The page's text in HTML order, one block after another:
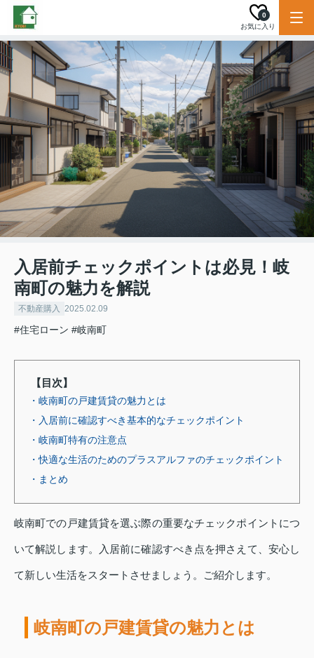
お気に入り
0
入居前チェックポイントは必見！岐
南町の魅力を解説
不動産購入 2025.02.09
#住宅ローン #岐南町
【目次】
・岐南町の戸建賃貸の魅力とは
・入居前に確認すべき基本的なチェックポイント
・岐南町特有の注意点
・快適な生活のためのプラスアルファのチェックポイント
・まとめ
岐南町での戸建賃貸を選ぶ際の重要なチェックポイントにつ
いて解説します。入居前に確認すべき点を押さえて、安心し
て新しい生活をスタートさせましょう。ご紹介します。
岐南町の戸建賃貸の魅力とは